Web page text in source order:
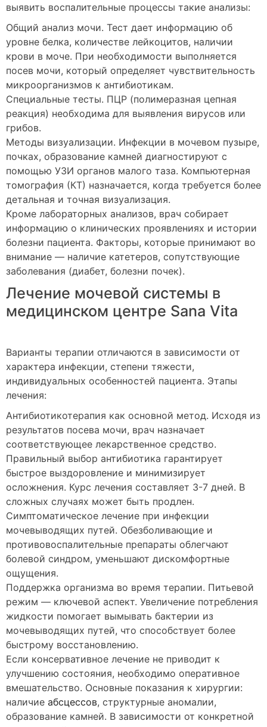
выявить воспалительные процессы такие анализы:
Общий анализ мочи. Тест дает информацию об
уровне белка, количестве лейкоцитов, наличии
крови в моче. При необходимости выполняется
посев мочи, который определяет чувствительность
микроорганизмов к антибиотикам.
Специальные тесты. ПЦР (полимеразная цепная
реакция) необходима для выявления вирусов или
грибов.
Методы визуализации. Инфекции в мочевом пузыре,
почках, образование камней диагностируют с
помощью УЗИ органов малого таза. Компьютерная
томография (КТ) назначается, когда требуется более
детальная и точная визуализация.
Кроме лабораторных анализов, врач собирает
информацию о клинических проявлениях и истории
болезни пациента. Факторы, которые принимают во
внимание — наличие катетеров, сопутствующие
заболевания (диабет, болезни почек).
Лечение мочевой системы в
медицинском центре Sana Vita
Варианты терапии отличаются в зависимости от
характера инфекции, степени тяжести,
индивидуальных особенностей пациента. Этапы
лечения:
Антибиотикотерапия как основной метод. Исходя из
результатов посева мочи, врач назначает
соответствующее лекарственное средство.
Правильный выбор антибиотика гарантирует
быстрое выздоровление и минимизирует
осложнения. Курс лечения составляет 3-7 дней. В
сложных случаях может быть продлен.
Симптоматическое лечение при инфекции
мочевыводящих путей. Обезболивающие и
противовоспалительные препараты облегчают
болевой синдром, уменьшают дискомфортные
ощущения.
Поддержка организма во время терапии. Питьевой
режим — ключевой аспект. Увеличение потребления
жидкости помогает вымывать бактерии из
мочевыводящих путей, что способствует более
быстрому восстановлению.
Если консервативное лечение не приводит к
улучшению состояния, необходимо оперативное
вмешательство. Основные показания к хирургии:
наличие абсцессов, структурные аномалии,
образование камней. В зависимости от конкретной